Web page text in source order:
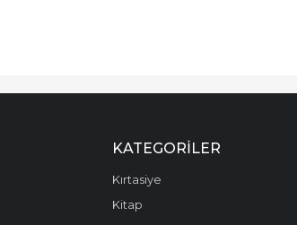
KATEGORILER
Kırtasiye
Kitap